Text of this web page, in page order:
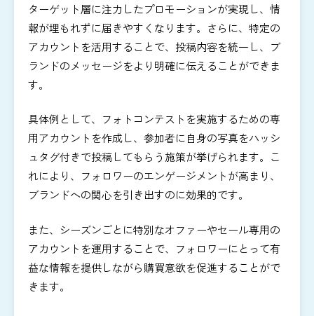
ターゲット層に注力したプロモーションが実現し、情
報が埋もれずに届きやすくなります。さらに、特定の
アカウントを活用することで、投稿内容を統一し、ブ
ランドのメッセージをより明確に伝えることができま
す。
具体例として、フォトコンテストを実施するための専
用アカウントを作成し、参加者に自身の写真をハッシ
ュタグ付きで投稿してもらう施策が挙げられます。こ
れにより、フォロワーのエンゲージメントが高まり、
ブランドへの関心を引き出すのに効果的です。
また、シーズンごとに特別なオファーやセール専用の
アカウントを運用することで、フォロワーにとって有
益な情報を提供しながら購買意欲を促進することがで
きます。